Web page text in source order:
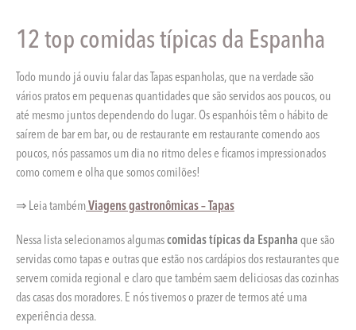
12 top comidas típicas da Espanha
Todo mundo já ouviu falar das Tapas espanholas, que na verdade são
vários pratos em pequenas quantidades que são servidos aos poucos, ou
até mesmo juntos dependendo do lugar. Os espanhóis têm o hábito de
saírem de bar em bar, ou de restaurante em restaurante comendo aos
poucos, nós passamos um dia no ritmo deles e ficamos impressionados
como comem e olha que somos comilões!
⇒ Leia tambémViagens gastronômicas – Tapas
Nessa lista selecionamos algumascomidas típicas da Espanha que são
servidas como tapas e outras que estão nos cardápios dos restaurantes que
servem comida regional e claro que também saem deliciosas das cozinhas
das casas dos moradores. E nós tivemos o prazer de termos até uma
experiência dessa.